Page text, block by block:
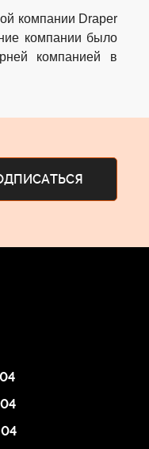
компании Draper
компании было
компанией в